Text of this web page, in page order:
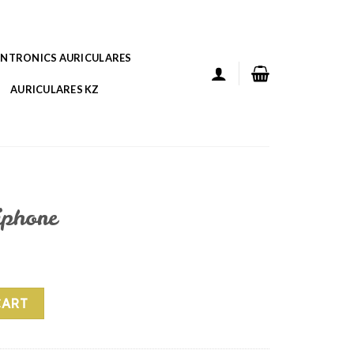
AURICULARES
AURICULARES KZ